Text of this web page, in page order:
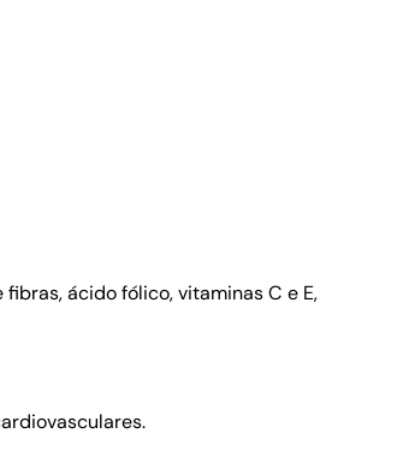
ácido fólico, vitaminas C e E,